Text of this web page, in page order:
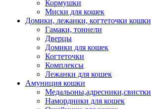
Кормушки
Миски для кошек
Домики, лежанки, когтеточки кошки
Гамаки, тоннели
Дверцы
Домики для кошек
Когтеточки
Комплексы
Лежанки для кошек
Амуниция кошки
Медальоны,адресники,свистки
Намордники для кошек